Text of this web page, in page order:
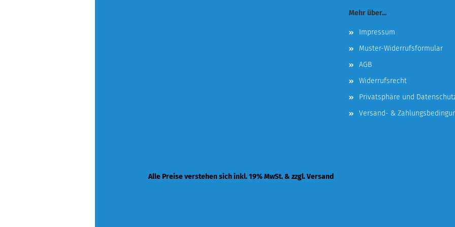
Mehr über...
Impressum
Muster-Widerrufsformular
AGB
Widerrufsrecht
Privatsphäre und
Versand- &
Alle Preise verstehen sich inkl. 19% MwSt. & zzgl. Versand